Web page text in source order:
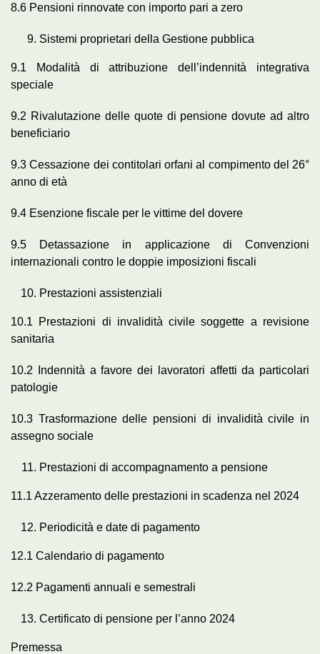
8.6 Pensioni rinnovate con importo pari a zero
Sistemi proprietari della Gestione pubblica
9.1 Modalità di attribuzione dell’indennità integrativa
speciale
9.2 Rivalutazione delle quote di pensione dovute ad altro
beneficiario
9.3 Cessazione dei contitolari orfani al compimento del 26°
anno di età
9.4 Esenzione fiscale per le vittime del dovere
9.5 Detassazione in applicazione di Convenzioni
internazionali contro le doppie imposizioni fiscali
Prestazioni assistenziali
10.1 Prestazioni di invalidità civile soggette a revisione
sanitaria
10.2 Indennità a favore dei lavoratori affetti da particolari
patologie
10.3 Trasformazione delle pensioni di invalidità civile in
assegno sociale
Prestazioni di accompagnamento a pensione
11.1 Azzeramento delle prestazioni in scadenza nel 2024
Periodicità e date di pagamento
12.1 Calendario di pagamento
12.2 Pagamenti annuali e semestrali
Certificato di pensione per l’anno 2024
Premessa